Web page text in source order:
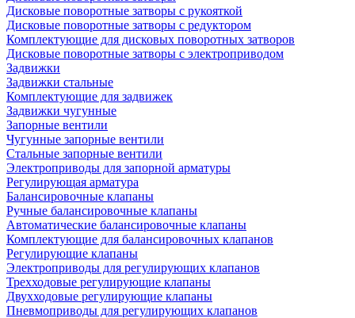
Дисковые поворотные затворы с рукояткой
Дисковые поворотные затворы с редуктором
Комплектующие для дисковых поворотных затворов
Дисковые поворотные затворы с электроприводом
Задвижки
Задвижки стальные
Комплектующие для задвижек
Задвижки чугунные
Запорные вентили
Чугунные запорные вентили
Стальные запорные вентили
Электроприводы для запорной арматуры
Регулирующая арматура
Балансировочные клапаны
Ручные балансировочные клапаны
Автоматические балансировочные клапаны
Комплектующие для балансировочных клапанов
Регулирующие клапаны
Электроприводы для регулирующих клапанов
Трехходовые регулирующие клапаны
Двухходовые регулирующие клапаны
Пневмоприводы для регулирующих клапанов